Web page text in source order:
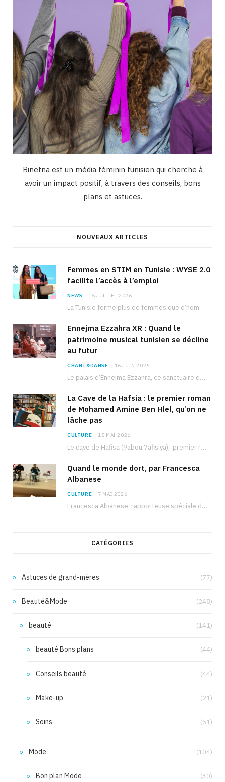
Binetna est un média féminin tunisien qui cherche à
avoir un impact positif, à travers des conseils, bons
plans et astuces.
NOUVEAUX ARTICLES
Femmes en STIM en Tunisie : WYSE 2.0
facilite l’accès à l’emploi
NEWS 15 JUILLET 2026
La Tunisie forme plus de femmes que d’hommes dans les filières scientifiques. Pourtant, pour beaucoup…
Ennejma Ezzahra XR : Quand le
patrimoine musical tunisien se décline
au futur
CHANT&DANSE 16 JUIN 2026
Le palais d’Ennejma Ezzahra, ce sanctuaire de la musique tunisienne et méditerranéenne construit par le…
La Cave de la Hafsia : le premier roman
de Mohamed Amine Ben Hlel, qu’on ne
lâche pas
CULTURE 15 MAI 2026
Le cave de Hafisa (9abou 7afisiya), premier roman du journaliste tunisien Mohamed Amine Ben Hlel,…
Quand le monde dort, par Francesca
Albanese
CULTURE 7 MAI 2026
Francesca Albanese, rapporteuse spéciale de l’ONU sur les territoires palestiniens occupés, était à Tunis pour…
CATÉGORIES
Astuces de grand-mères (77)
Beauté&Mode (248)
beauté (141)
beauté Bons plans (44)
Conseils beauté (44)
Make-up (21)
Soins (51)
Mode (104)
Bon plan Mode (30)